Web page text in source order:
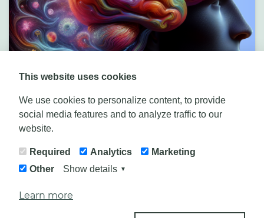
This website uses cookies
We use cookies to personalize content, to provide
social media features and to analyze traffic to our
website.
Required Analytics
Marketing
Other
Show details ▼
Learn more
Beginne Deinen Weg in die Freiheit
Nur Du kannst den ersten Schritt machen. Nur
Du kannst Dich frei machen von allen Sorgen,